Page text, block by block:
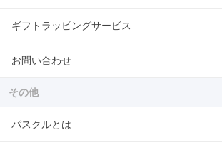
ギフトラッピングサービス
お問い合わせ
その他
パスクルとは